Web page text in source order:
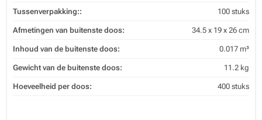
Tussenverpakking:: 100 stuks
Afmetingen van buitenste doos: 34.5 x 19 x 26 cm
Inhoud van de buitenste doos: 0.017 m³
Gewicht van de buitenste doos: 11.2 kg
Hoeveelheid per doos: 400 stuks